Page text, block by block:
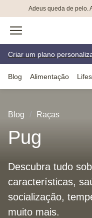
Adeus queda de pelo.
Criar um plano
Blog Alimentação
Blog Raças
Pug
Descubra tudo
características,
socialização,
muito mais.